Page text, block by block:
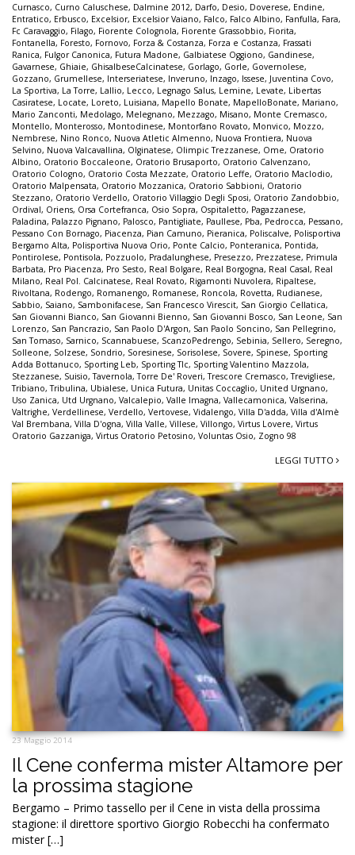
Curnasco, Curno Caluschese, Dalmine 2012, Darfo, Desio, Doverese, Endine,
Entratico, Erbusco, Excelsior, Excelsior Vaiano, Falco, Falco Albino, Fanfulla, Fara,
Fc Caravaggio, Filago, Fiorente Colognola, Fiorente Grassobbio, Fiorita,
Fontanella, Foresto, Fornovo, Forza & Costanza, Forza e Costanza, Frassati
Ranica, Fulgor Canonica, Futura Madone, Galbiatese Oggiono, Gandinese,
Gavarnese, Ghiaie, GhisalbeseCalcinatese, Gorlago, Gorle, Governolese,
Gozzano, Grumellese, Interseriatese, Inveruno, Inzago, Issese, Juventina Covo,
La Sportiva, La Torre, Lallio, Lecco, Legnago Salus, Lemine, Levate, Libertas
Casiratese, Locate, Loreto, Luisiana, Mapello Bonate, MapelloBonate, Mariano,
Mario Zanconti, Medolago, Melegnano, Mezzago, Misano, Monte Cremasco,
Montello, Monterosso, Montodinese, Montorfano Rovato, Monvico, Mozzo,
Nembrese, Nino Ronco, Nuova Atletic Almenno, Nuova Frontiera, Nuova
Selvino, Nuova Valcavallina, Olginatese, Olimpic Trezzanese, Ome, Oratorio
Albino, Oratorio Boccaleone, Oratorio Brusaporto, Oratorio Calvenzano,
Oratorio Cologno, Oratorio Costa Mezzate, Oratorio Leffe, Oratorio Maclodio,
Oratorio Malpensata, Oratorio Mozzanica, Oratorio Sabbioni, Oratorio
Stezzano, Oratorio Verdello, Oratorio Villaggio Degli Sposi, Oratorio Zandobbio,
Ordival, Oriens, Orsa Cortefranca, Osio Sopra, Ospitaletto, Pagazzanese,
Paladina, Palazzo Pignano, Palosco, Pantigliate, Paullese, Pba, Pedrocca, Pessano,
Pessano Con Bornago, Piacenza, Pian Camuno, Pieranica, Poliscalve, Polisportiva
Bergamo Alta, Polisportiva Nuova Orio, Ponte Calcio, Ponteranica, Pontida,
Pontirolese, Pontisola, Pozzuolo, Pradalunghese, Presezzo, Prezzatese, Primula
Barbata, Pro Piacenza, Pro Sesto, Real Bolgare, Real Borgogna, Real Casal, Real
Milano, Real Pol. Calcinatese, Real Rovato, Rigamonti Nuvolera, Ripaltese,
Rivoltana, Rodengo, Romanengo, Romanese, Roncola, Rovetta, Rudianese,
Sabbio, Saiano, Sambonifacese, San Francesco Virescit, San Giorgio Cellatica,
San Giovanni Bianco, San Giovanni Bienno, San Giovanni Bosco, San Leone, San
Lorenzo, San Pancrazio, San Paolo D'Argon, San Paolo Soncino, San Pellegrino,
San Tomaso, Sarnico, Scannabuese, ScanzoPedrengo, Sebinia, Sellero, Seregno,
Solleone, Solzese, Sondrio, Soresinese, Sorisolese, Sovere, Spinese, Sporting
Adda Bottanuco, Sporting Leb, Sporting Tlc, Sporting Valentino Mazzola,
Stezzanese, Suisio,Tavernola,Torre De' Roveri,Trescore Cremasco,Trevigliese,
Tribiano,Tribulina, Ubialese, Unica Futura, Unitas Coccaglio, United Urgnano,
Uso Zanica, Utd Urgnano, Valcalepio, Valle Imagna, Vallecamonica, Valserina,
Valtrighe, Verdellinese, Verdello, Vertovese, Vidalengo, Villa D'adda, Villa d'Almè
Val Brembana, Villa D'ogna, Villa Valle, Villese, Villongo, Virtus Lovere, Virtus
Oratorio Gazzaniga, Virtus Oratorio Petosino, Voluntas Osio, Zogno 98
LEGGI TUTTO
23 Maggio 2014
Il Cene conferma mister Altamore per
la prossima stagione
Bergamo – Primo tassello per il Cene in vista della prossima
stagione: il direttore sportivo Giorgio Robecchi ha confermato
mister […]